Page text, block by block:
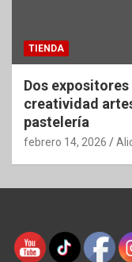
TIENDA
Dos
creatividad
pastelería
febrero 14, 2026